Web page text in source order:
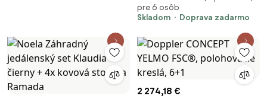
pre 6 osôb
Skladom
Doprava zadarmo
2 274,18 €